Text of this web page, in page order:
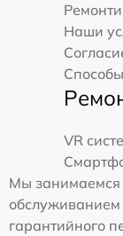
Наши
VR
Мы занимаемся
обслуживанием
гарантийного